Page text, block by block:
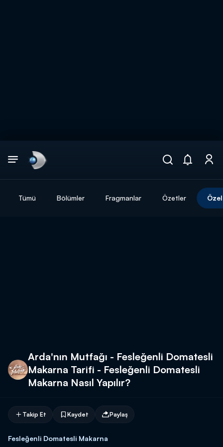
Tümü Bölümler Fragmanlar Özetler
Arda'nın Mutfağı - Fesleğenli Domatesli
Makarna Tarifi - Fesleğenli Domatesli
Makarna Nasıl Yapılır?
Takip Et Kaydet Paylaş
Fesleğenli Domatesli Makarna